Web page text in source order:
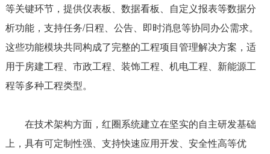
等关键环节，提供仪表板、数据看板、自定义报表等数据分
析功能，支持任务/日程、公告、即时消息等协同办公需求。
这些功能模块共同构成了完整的工程项目管理解决方案，适
用于房建工程、市政工程、装饰工程、机电工程、新能源工
程等多种工程类型。
在技术架构方面，红圈系统建立在坚实的自主研发基础
上，具有可定制性强、支持快速应用开发、安全性高等优